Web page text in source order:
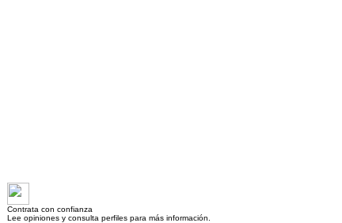
Contrata con confianza
Lee opiniones y consulta perfiles para más información.